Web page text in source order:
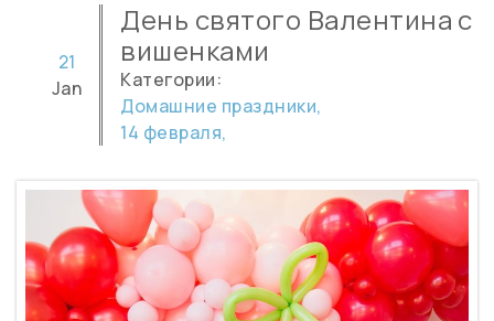
День святого Валентина с
вишенками
21
Jan
Категории:
Домашние праздники,
14 февраля,